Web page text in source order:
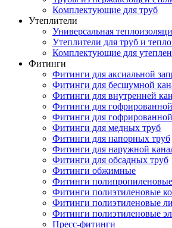
Комплектующие для труб
Утеплители
Универсальная
Утеплители для труб и
Комплектующие для
Фитинги
Фитинги для аксиальной
Фитинги для бесшумной
Фитинги для внутренней
Фитинги для
Фитинги для
Фитинги для медных труб
Фитинги для напорных труб
Фитинги для наружной
Фитинги для обсадных труб
Фитинги обжимные
Фитинги полипропиленовые
Фитинги полиэтиленовые
Фитинги полиэтиленовые
Фитинги полиэтиленовые
Пресс-фитинги